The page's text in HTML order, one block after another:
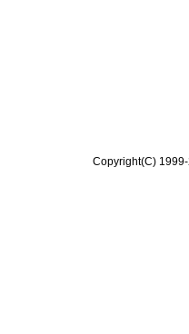
Copyright(C)